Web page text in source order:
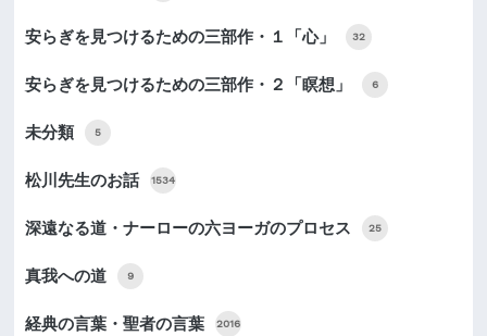
安らぎを見つけるための三部作・１「心」 32
安らぎを見つけるための三部作・２「瞑想」 6
未分類 5
松川先生のお話 1534
深遠なる道・ナーローの六ヨーガのプロセス 25
真我への道 9
経典の言葉・聖者の言葉 2016